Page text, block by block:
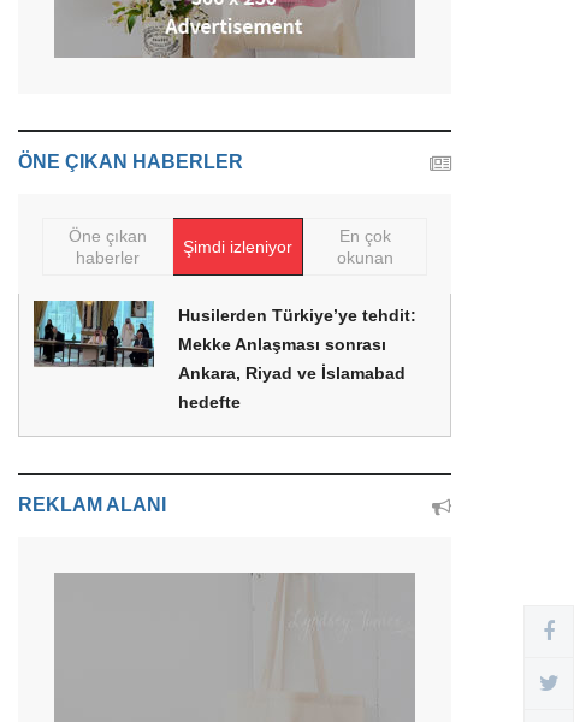
ÖNE ÇIKAN HABERLER
Öne çıkan
haberler
Şimdi izleniyor
En çok
okunan
Husilerden Türkiye’ye tehdit:
Mekke Anlaşması sonrası
Ankara, Riyad ve İslamabad
hedefte
REKLAM ALANI